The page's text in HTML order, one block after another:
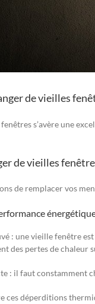
de vieilles
s’avère une
de vieilles
de remplacer vos
: une vieille fenêtre
des pertes de chaleur
: il faut constamment
ces déperditions